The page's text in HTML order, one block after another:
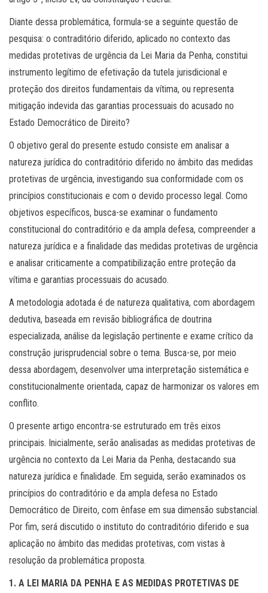
Diante dessa problemática, formula-se a seguinte questão de
pesquisa: o contraditório diferido, aplicado no contexto das
medidas protetivas de urgência da Lei Maria da Penha, constitui
instrumento legítimo de efetivação da tutela jurisdicional e
proteção dos direitos fundamentais da vítima, ou representa
mitigação indevida das garantias processuais do acusado no
Estado Democrático de Direito?
O objetivo geral do presente estudo consiste em analisar a
natureza jurídica do contraditório diferido no âmbito das medidas
protetivas de urgência, investigando sua conformidade com os
princípios constitucionais e com o devido processo legal. Como
objetivos específicos, busca-se examinar o fundamento
constitucional do contraditório e da ampla defesa, compreender a
natureza jurídica e a finalidade das medidas protetivas de urgência
e analisar criticamente a compatibilização entre proteção da
vítima e garantias processuais do acusado.
A metodologia adotada é de natureza qualitativa, com abordagem
dedutiva, baseada em revisão bibliográfica de doutrina
especializada, análise da legislação pertinente e exame crítico da
construção jurisprudencial sobre o tema. Busca-se, por meio
dessa abordagem, desenvolver uma interpretação sistemática e
constitucionalmente orientada, capaz de harmonizar os valores em
conflito.
O presente artigo encontra-se estruturado em três eixos
principais. Inicialmente, serão analisadas as medidas protetivas de
urgência no contexto da Lei Maria da Penha, destacando sua
natureza jurídica e finalidade. Em seguida, serão examinados os
princípios do contraditório e da ampla defesa no Estado
Democrático de Direito, com ênfase em sua dimensão substancial.
Por fim, será discutido o instituto do contraditório diferido e sua
aplicação no âmbito das medidas protetivas, com vistas à
resolução da problemática proposta.
1. A LEI MARIA DA PENHA E AS MEDIDAS PROTETIVAS DE